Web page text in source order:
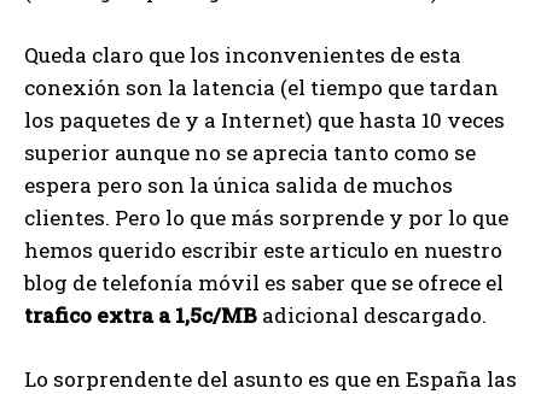
Queda claro que los inconvenientes de esta
conexión son la latencia (el tiempo que tardan
los paquetes de y a Internet) que hasta 10 veces
superior aunque no se aprecia tanto como se
espera pero son la única salida de muchos
clientes. Pero lo que más sorprende y por lo que
hemos querido escribir este articulo en nuestro
blog de telefonía móvil es saber que se ofrece el
trafico extra a 1,5c/MB adicional descargado.
Lo sorprendente del asunto es que en España las